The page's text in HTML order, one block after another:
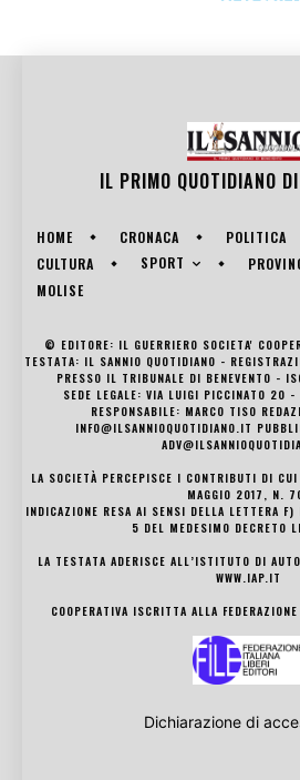
IL PRIMO QUOTIDIANO DI
HOME CRONACA POLITICA
CULTURA
SPORT
MOLISE
© EDITORE: IL GUERRIERO SOCIETA'
TESTATA: IL SANNIO QUOTIDIANO -
PRESSO IL TRIBUNALE DI BENEVENTO -
SEDE LEGALE: VIA LUIGI PICCINATO 20 -
RESPONSABILE: MARCO TISO
INFO@ILSANNIOQUOTIDIANO.IT
LA SOCIETÀ PERCEPISCE I CONTRIBUTI DI
MAGGIO 2017, N.
INDICAZIONE RESA AI SENSI DELLA LETTERA F)
5 DEL MEDESIMO DECRETO
LA TESTATA ADERISCE ALL’ISTITUTO DI
WWW.IAP.IT
COOPERATIVA ISCRITTA ALLA
Dichiarazione di